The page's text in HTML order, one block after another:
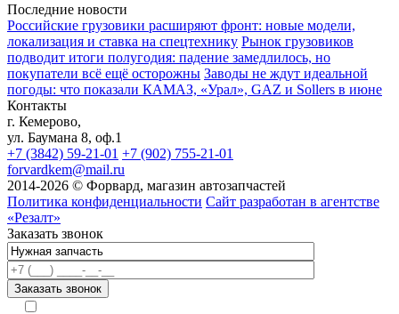
Последние новости
Российские грузовики расширяют фронт: новые модели,
локализация и ставка на спецтехнику Рынок грузовиков
подводит итоги полугодия: падение замедлилось, но
покупатели всё ещё осторожны Заводы не ждут идеальной
погоды: что показали КАМАЗ, «Урал», GAZ и Sollers в июне
Контакты
г. Кемерово,
ул. Баумана 8, оф.1
+7 (3842) 59-21-01 +7 (902) 755-21-01
forvardkem@mail.ru
2014-2026 © Форвард, магазин автозапчастей
Политика конфиденциальности Сайт разработан в агентстве
«Резалт»
Заказать звонок